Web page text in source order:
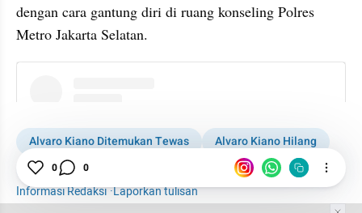
dengan cara gantung diri di ruang konseling Polres
Metro Jakarta Selatan.
Alvaro Kiano Ditemukan Tewas
Alvaro Kiano Hilang
Polisi
News
Informasi Redaksi·Laporkan tulisan
0 0